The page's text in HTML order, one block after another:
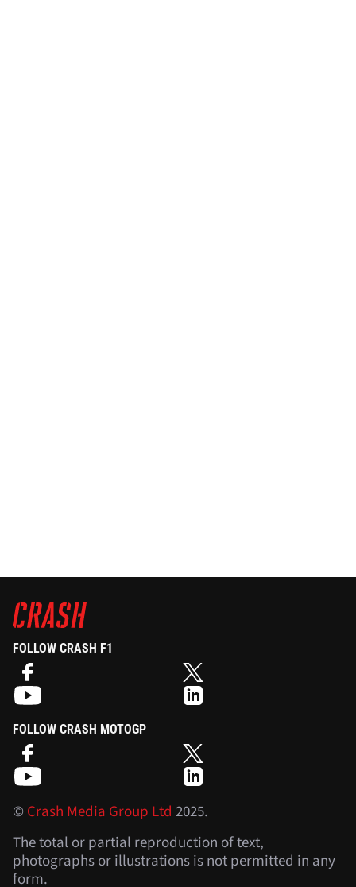
FOLLOW CRASH F1
FOLLOW CRASH MOTOGP
©Crash Media Group Ltd 2025.
The total or partial reproduction of text,
photographs or illustrations is not permitted in any
form.